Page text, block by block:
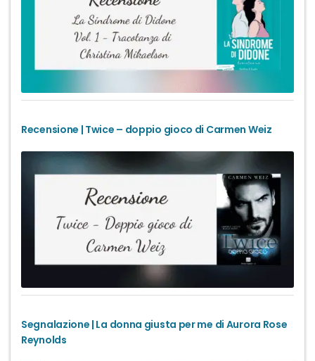
Recensione | Twice – doppio gioco di Carmen Weiz
Segnalazione | La donna giusta per me di Aurora Rose
Reynolds